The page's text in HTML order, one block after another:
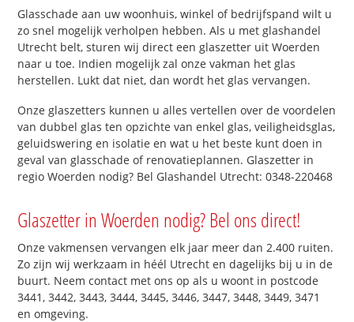
Glasschade aan uw woonhuis, winkel of bedrijfspand wilt u
zo snel mogelijk verholpen hebben. Als u met glashandel
Utrecht belt, sturen wij direct een glaszetter uit Woerden
naar u toe. Indien mogelijk zal onze vakman het glas
herstellen. Lukt dat niet, dan wordt het glas vervangen.
Onze glaszetters kunnen u alles vertellen over de voordelen
van dubbel glas ten opzichte van enkel glas, veiligheidsglas,
geluidswering en isolatie en wat u het beste kunt doen in
geval van glasschade of renovatieplannen. Glaszetter in
regio Woerden nodig? Bel Glashandel Utrecht: 0348-220468
Glaszetter in Woerden nodig? Bel ons direct!
Onze vakmensen vervangen elk jaar meer dan 2.400 ruiten.
Zo zijn wij werkzaam in héél Utrecht en dagelijks bij u in de
buurt. Neem contact met ons op als u woont in postcode
3441, 3442, 3443, 3444, 3445, 3446, 3447, 3448, 3449, 3471
en omgeving.